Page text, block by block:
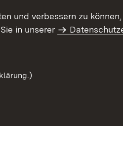
und verbessern zu
in unserer